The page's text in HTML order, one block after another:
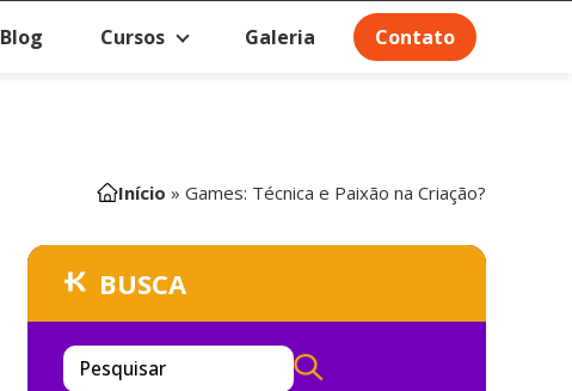
Blog Cursos Galeria Contato
Início » Games: Técnica e Paixão na Criação?
BUSCA
Pesquisar